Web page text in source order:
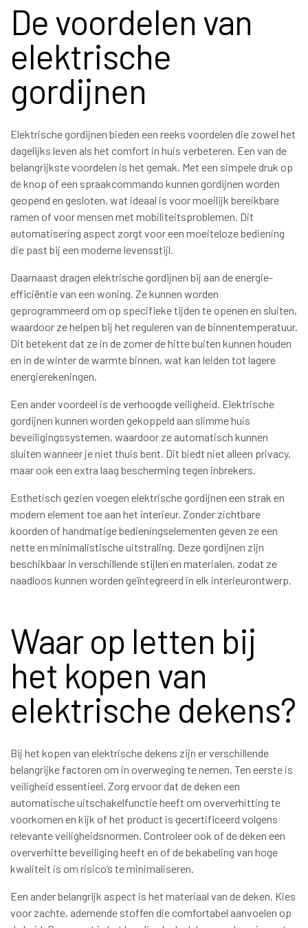
De voordelen van
elektrische
gordijnen
Elektrische gordijnen bieden een reeks voordelen die zowel het
dagelijks leven als het comfort in huis verbeteren. Een van de
belangrijkste voordelen is het gemak. Met een simpele druk op
de knop of een spraakcommando kunnen gordijnen worden
geopend en gesloten, wat ideaal is voor moeilijk bereikbare
ramen of voor mensen met mobiliteitsproblemen. Dit
automatisering aspect zorgt voor een moeiteloze bediening
die past bij een moderne levensstijl.
Daarnaast dragen elektrische gordijnen bij aan de energie-
efficiëntie van een woning. Ze kunnen worden
geprogrammeerd om op specifieke tijden te openen en sluiten,
waardoor ze helpen bij het reguleren van de binnentemperatuur.
Dit betekent dat ze in de zomer de hitte buiten kunnen houden
en in de winter de warmte binnen, wat kan leiden tot lagere
energierekeningen.
Een ander voordeel is de verhoogde veiligheid. Elektrische
gordijnen kunnen worden gekoppeld aan slimme huis
beveiligingssystemen, waardoor ze automatisch kunnen
sluiten wanneer je niet thuis bent. Dit biedt niet alleen privacy,
maar ook een extra laag bescherming tegen inbrekers.
Esthetisch gezien voegen elektrische gordijnen een strak en
modern element toe aan het interieur. Zonder zichtbare
koorden of handmatige bedieningselementen geven ze een
nette en minimalistische uitstraling. Deze gordijnen zijn
beschikbaar in verschillende stijlen en materialen, zodat ze
naadloos kunnen worden geïntegreerd in elk interieurontwerp.
Waar op letten bij
het kopen van
elektrische dekens?
Bij het kopen van elektrische dekens zijn er verschillende
belangrijke factoren om in overweging te nemen. Ten eerste is
veiligheid essentieel. Zorg ervoor dat de deken een
automatische uitschakelfunctie heeft om oververhitting te
voorkomen en kijk of het product is gecertificeerd volgens
relevante veiligheidsnormen. Controleer ook of de deken een
oververhitte beveiliging heeft en of de bekabeling van hoge
kwaliteit is om risico’s te minimaliseren.
Een ander belangrijk aspect is het materiaal van de deken. Kies
voor zachte, ademende stoffen die comfortabel aanvoelen op